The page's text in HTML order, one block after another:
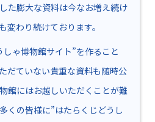
た膨大な資料は今なお増え続け
変わり続けております。
ゃ博物館サイト”を作ること
だていない貴重な資料も随時公
館にはお越しいただくことが難
くの皆様に”はたらくじどうし